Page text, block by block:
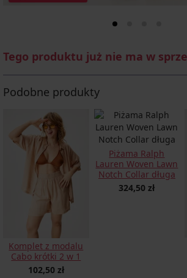
Tego produktu już nie ma w
Podobne produkty
Komplet z modalu
Cabo krótki 2 w 1
102,50 zł
Piżama Ralph
Lauren Woven Lawn
Notch Collar długa
324,50 zł